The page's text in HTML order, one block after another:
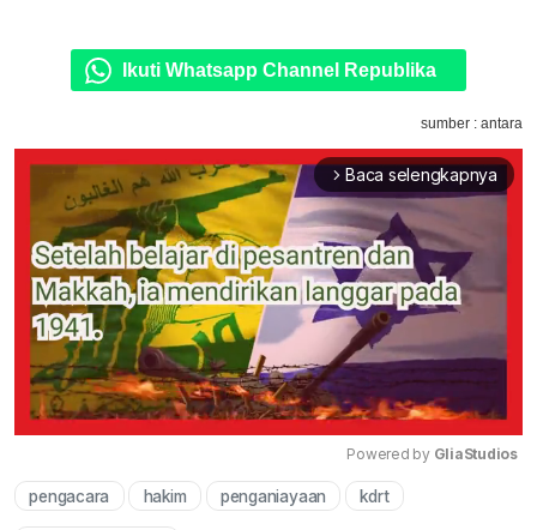
Ikuti Whatsapp Channel Republika
sumber : antara
arrow_forward_ios Baca selengkapnya
Powered by GliaStudios
pengacara hakim penganiayaan kdrt